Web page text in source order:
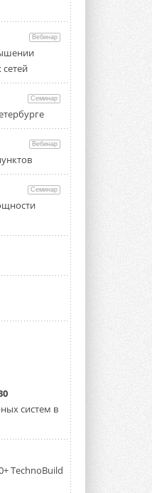
Вебинар
сетей
Семинар
Вебинар
Семинар
систем в
TechnoBuild